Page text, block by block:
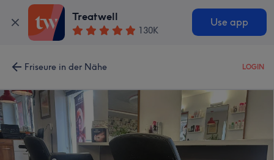
Treatwell
130K
Use app
Friseure in der Nähe LOGIN